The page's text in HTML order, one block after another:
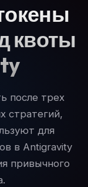
квоты
после трех
стратегий,
для
в Antigravity
привычного